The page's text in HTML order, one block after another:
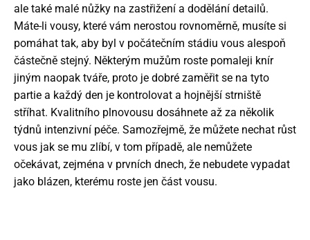
ale také malé nůžky na zastřižení a dodělání detailů.
Máte-li vousy, které vám nerostou rovnoměrně, musíte si
pomáhat tak, aby byl v počátečním stádiu vous alespoň
částečně stejný. Některým mužům roste pomaleji knír
jiným naopak tváře, proto je dobré zaměřit se na tyto
partie a každý den je kontrolovat a hojnější strniště
stříhat. Kvalitního plnovousu dosáhnete až za několik
týdnů intenzivní péče. Samozřejmě, že můžete nechat růst
vous jak se mu zlíbí, v tom případě, ale nemůžete
očekávat, zejména v prvních dnech, že nebudete vypadat
jako blázen, kterému roste jen část vousu.